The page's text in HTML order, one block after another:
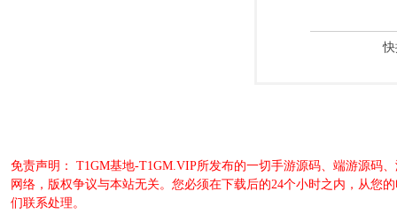
免责声明： T1GM基地-T1GM.VIP所发布的一切手游源码、端游源码
网络，版权争议与本站无关。您必须在下载后的24个小时之内，从您
们联系处理。